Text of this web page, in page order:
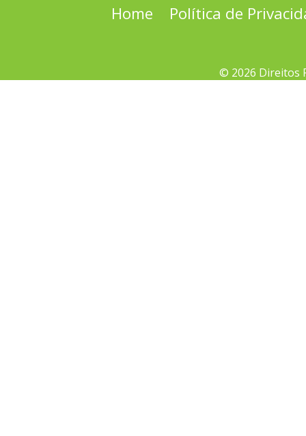
Home Política de
© 2026 Direitos